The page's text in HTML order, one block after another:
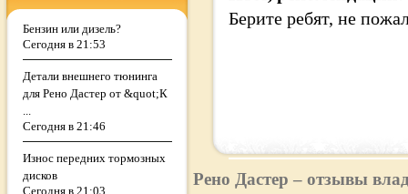
Бензин или дизель?
Сегодня в 21:53
Детали внешнего тюнинга
для Рено Дастер от &quot;К
...
Сегодня в 21:46
Износ передних тормозных
дисков
Сегодня в 21:03
Берите ребят, не
Рено Дастер – отзывы